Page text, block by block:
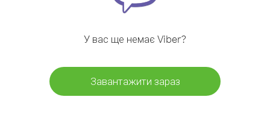
У вас ще немає Viber?
Завантажити зараз